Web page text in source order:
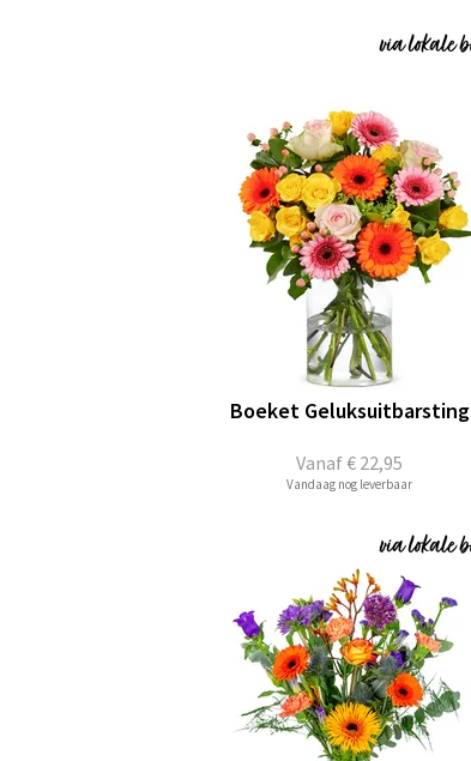
Vanaf€ 22,95
Boeket Geluksuitbarsting
Vandaag nog leverbaar